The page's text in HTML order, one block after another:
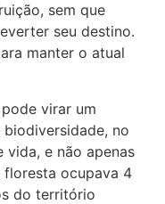
sem que
seu destino.
manter o atual
virar um
no
vida, e não apenas
floresta ocupava 4
do território